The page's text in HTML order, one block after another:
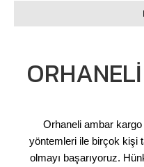
Orhaneli ambar
yöntemleri ile birçok kişi
olmayı başarıyoruz.